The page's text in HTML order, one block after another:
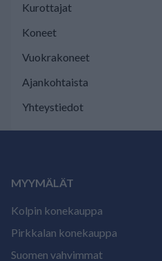
Kurottajat
Koneet
Vuokrakoneet
Ajankohtaista
Yhteystiedot
MYYMÄLÄT
Kolpin konekauppa
Pirkkalan konekauppa
Suomen vahvimmat